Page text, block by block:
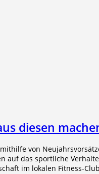
diesen
von
auf das sportliche
im lokalen Fitness-